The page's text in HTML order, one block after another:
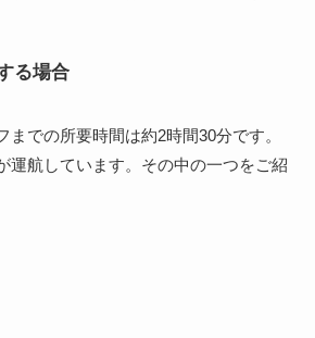
る場合
までの所要時間は約2時間30分です。
運航しています。その中の一つをご紹